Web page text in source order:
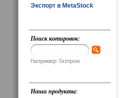
Экспорт в MetaStock
Поиск котировок:
Например: Газпром
Наши продукты: